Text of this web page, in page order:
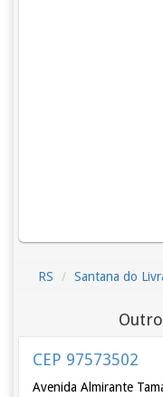
RS Santana do
CEP 97573502
Avenida Almirante